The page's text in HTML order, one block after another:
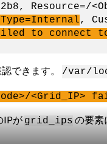
Resource=/
,
to connect
できます。 /var/
<Grid_IP>
IPがgrid_ips の要素